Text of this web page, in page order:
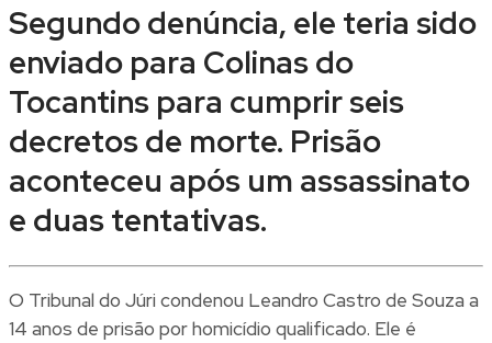
Segundo denúncia, ele teria sido
enviado para Colinas do
Tocantins para cumprir seis
decretos de morte. Prisão
aconteceu após um assassinato
e duas tentativas.
O Tribunal do Júri condenou Leandro Castro de Souza a
14 anos de prisão por homicídio qualificado. Ele é